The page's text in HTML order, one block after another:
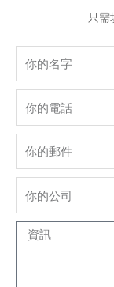
只需
Message